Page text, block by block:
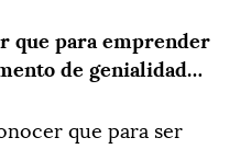
que para emprender
de genialidad…
que para ser